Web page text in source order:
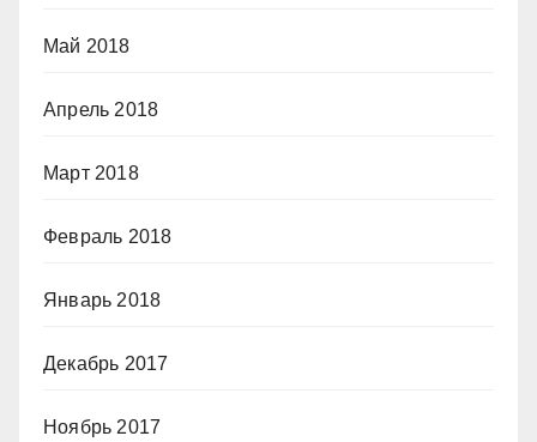
Май 2018
Апрель 2018
Март 2018
Февраль 2018
Январь 2018
Декабрь 2017
Ноябрь 2017